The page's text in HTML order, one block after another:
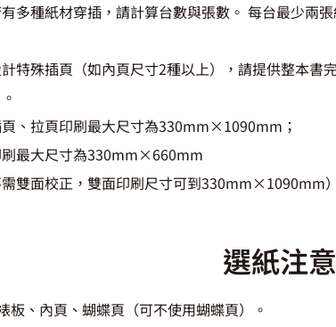
多種紙材穿插，請計算台數與張數。 每台最少兩
特殊插頁（如內頁尺寸2種以上），請提供整本書
。
、拉頁印刷最大尺寸為330mm×1090mm；
最大尺寸為330mm×660mm
需雙面校正，雙面印刷尺寸可到330mm×1090mm
選紙注
板、內頁、蝴蝶頁（可不使用蝴蝶頁）。